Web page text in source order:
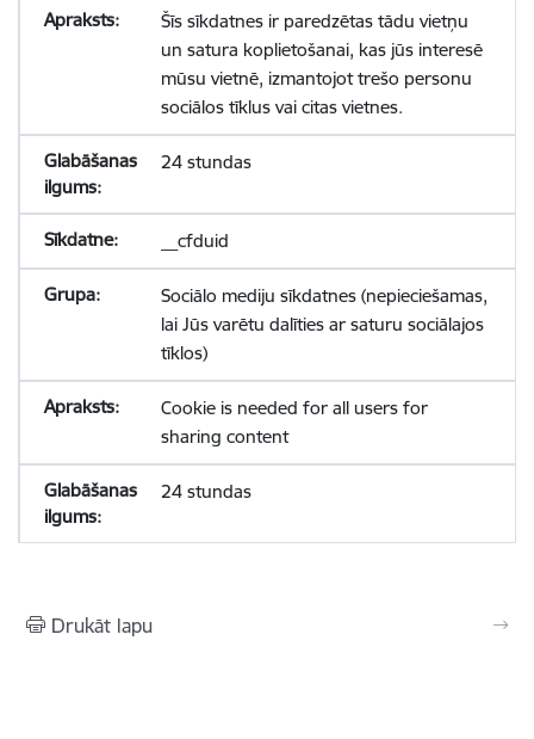
Šīs sīkdatnes ir paredzētas tādu vietņu
un satura koplietošanai, kas jūs interesē
mūsu vietnē, izmantojot trešo personu
sociālos tīklus vai citas vietnes.
24 stundas
__cfduid
Sociālo mediju sīkdatnes (nepieciešamas,
lai Jūs varētu dalīties ar saturu sociālajos
tīklos)
Cookie is needed for all users for
sharing content
24 stundas
Drukāt lapu